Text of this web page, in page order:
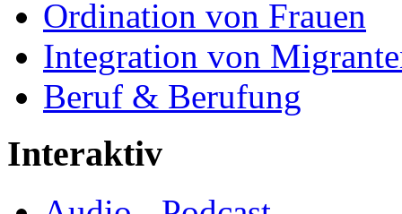
Ordination von Frauen
Integration von
Beruf & Berufung
Interaktiv